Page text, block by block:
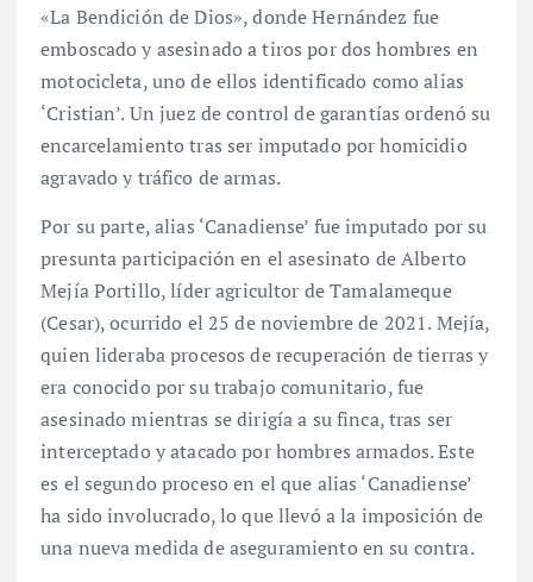
«La Bendición de Dios», donde Hernández fue
emboscado y asesinado a tiros por dos hombres en
motocicleta, uno de ellos identificado como alias
‘Cristian’. Un juez de control de garantías ordenó su
encarcelamiento tras ser imputado por homicidio
agravado y tráfico de armas.
Por su parte, alias ‘Canadiense’ fue imputado por su
presunta participación en el asesinato de Alberto
Mejía Portillo, líder agricultor de Tamalameque
(Cesar), ocurrido el 25 de noviembre de 2021. Mejía,
quien lideraba procesos de recuperación de tierras y
era conocido por su trabajo comunitario, fue
asesinado mientras se dirigía a su finca, tras ser
interceptado y atacado por hombres armados. Este
es el segundo proceso en el que alias ‘Canadiense’
ha sido involucrado, lo que llevó a la imposición de
una nueva medida de aseguramiento en su contra.